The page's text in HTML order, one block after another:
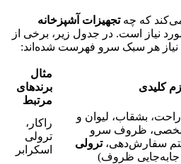
می‌کند که چهتجهیزات آشپزخانه
نیاز است. در جدول زیر، برخی از
نیاز هر سبک سرو فهرست شده‌اند:
کلیدی
مثال
برندهای
مرتبط
بشقاب، لیوان و
شخصی، ظروف سرو
سفارش‌دهی،ترولی‌
ظروف)
راکار،
ترولی
اسکرابر